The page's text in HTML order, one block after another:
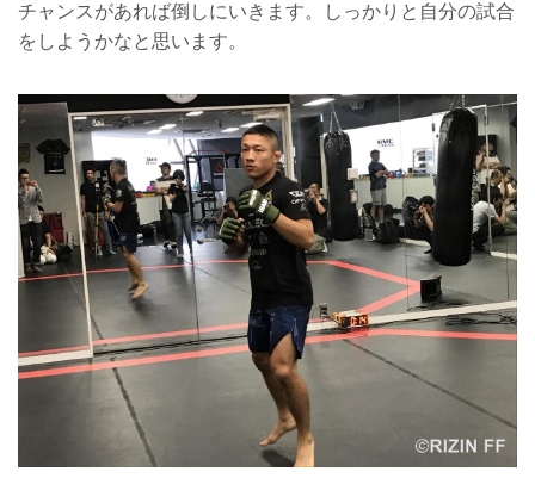
チャンスがあれば倒しにいきます。しっかりと自分の試合
をしようかなと思います。